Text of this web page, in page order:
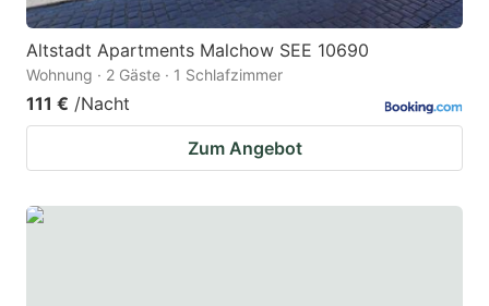
Altstadt Apartments Malchow SEE 10690
Wohnung · 2 Gäste · 1 Schlafzimmer
111 € /Nacht
Zum Angebot